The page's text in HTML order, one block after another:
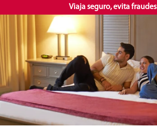
Viaja seguro, evita fraudes